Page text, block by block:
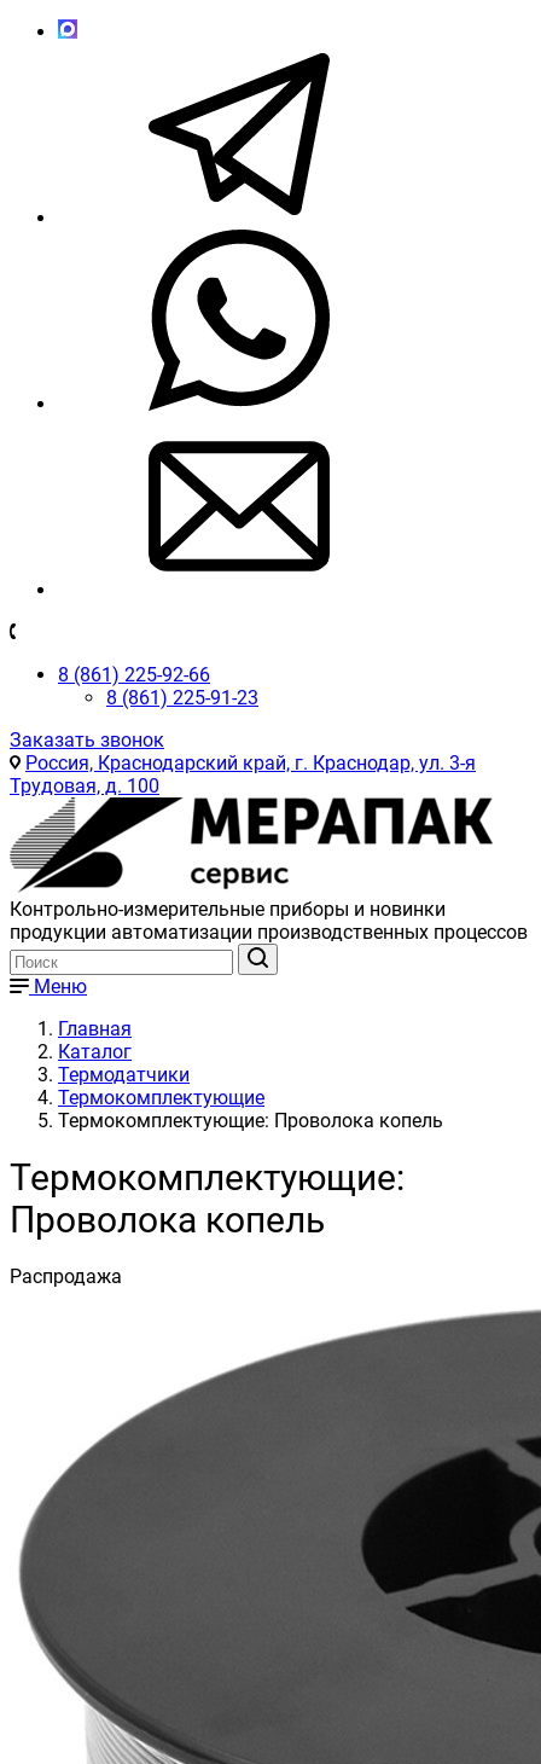
8 (861) 225-92-66
8 (861) 225-91-23
Заказать звонок
Россия, Краснодарский край, г. Краснодар, ул. 3-я
Трудовая, д. 100
Контрольно-измерительные приборы и новинки
продукции автоматизации производственных процессов
Меню
Главная
Каталог
Термодатчики
Термокомплектующие
Термокомплектующие: Проволока копель
Термокомплектующие:
Проволока копель
Распродажа